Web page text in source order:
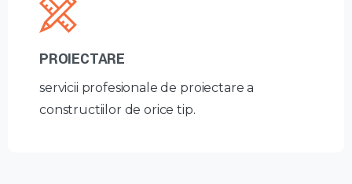
PROIECTARE
servicii profesionale de proiectare a
constructiilor de orice tip.